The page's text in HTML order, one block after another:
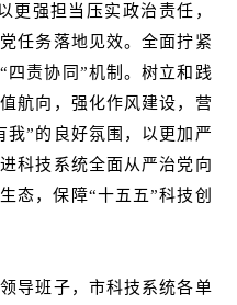
更强担当压实政治责任，
任务落地见效。全面拧紧
四责协同”机制。树立和践
航向，强化作风建设，营
我”的良好氛围，以更加严
科技系统全面从严治党向
态，保障“十五五”科技创
班子，市科技系统各单